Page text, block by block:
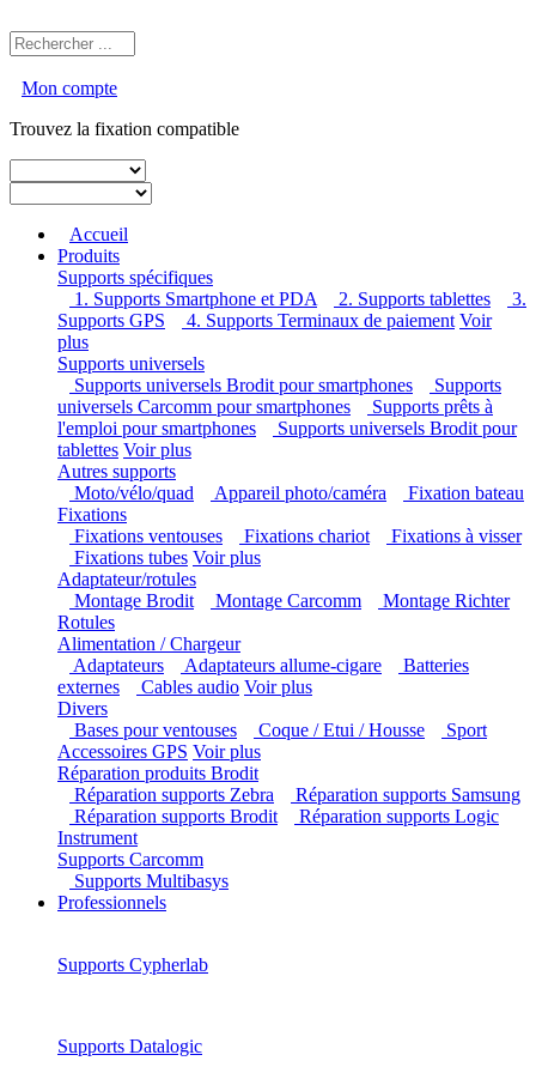
Mon compte
Trouvez la fixation compatible
Accueil
Produits
Supports spécifiques
1. Supports Smartphone et PDA
2. Supports tablettes
3. Supports GPS
4. Supports Terminaux de paiement Voir
plus
Supports universels
Supports universels Brodit pour smartphones
Supports
universels Carcomm pour smartphones
Supports prêts à
l'emploi pour smartphones
Supports universels Brodit pour
tablettes Voir plus
Autres supports
Moto/vélo/quad
Appareil photo/caméra
Fixation
bateau
Fixations
Fixations ventouses
Fixations chariot
visser
Fixations tubes
Adaptateur/rotules
Montage Brodit
Rotules
Alimentation / Chargeur
Adaptateurs
Adaptateurs allume-cigare
externes
Divers
Bases pour ventouses
Coque / Etui / Housse
Accessoires GPS Voir plus
Réparation produits Brodit
Réparation supports Zebra
Réparation supports Samsung
Réparation supports Brodit
Instrument
Supports Carcomm
Supports Multibasys